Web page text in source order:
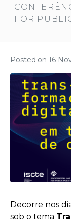
FOR
Posted on 16
Decorre nos
sob o tema